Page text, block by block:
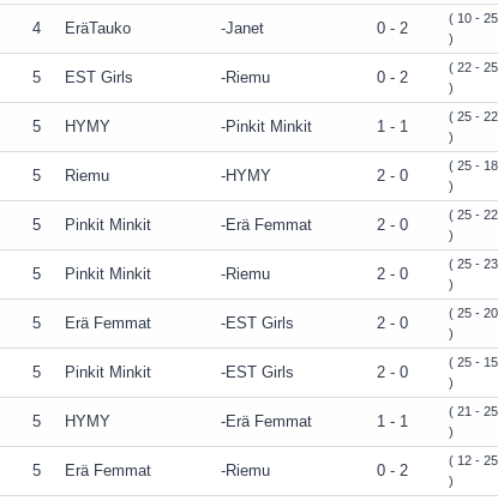
4 EräTauko Janet 0 - 2
( 10 -
)
5 EST Girls Riemu 0 - 2
( 22 -
)
5 HYMY Pinkit Minkit 1 - 1
( 25 -
)
5 Riemu HYMY 2 - 0
( 25 -
)
5 Pinkit Minkit Erä Femmat 2 - 0
( 25 -
)
5 Pinkit Minkit Riemu 2 - 0
( 25 -
)
5 Erä Femmat EST Girls 2 - 0
( 25 -
)
5 Pinkit Minkit EST Girls 2 - 0
( 25 -
)
5 HYMY Erä Femmat 1 - 1
( 21 -
)
5 Erä Femmat Riemu 0 - 2
( 12 -
)